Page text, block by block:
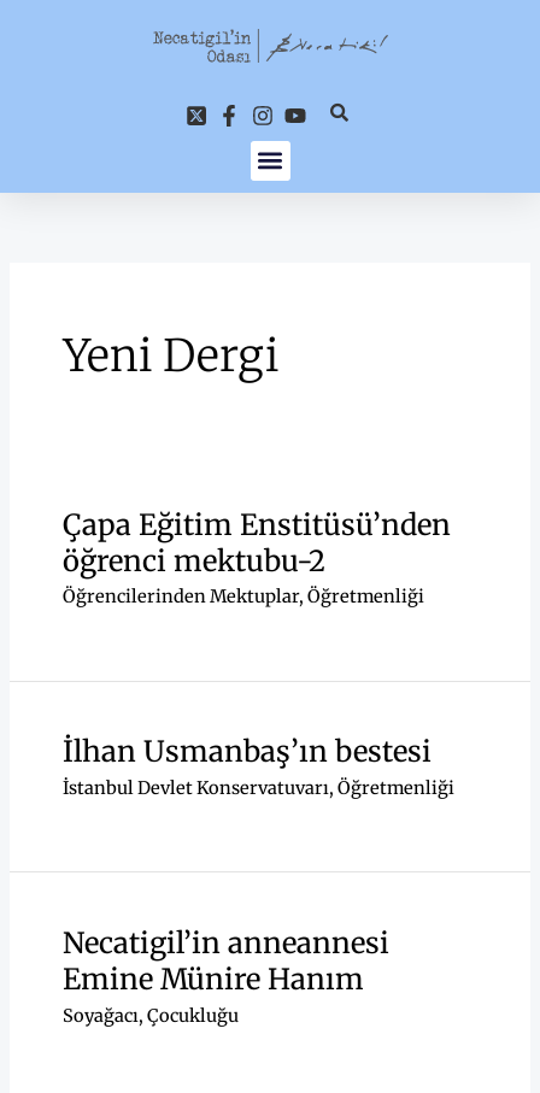
Yeni Dergi
Çapa Eğitim Enstitüsü’nden
öğrenci mektubu-2
Öğrencilerinden Mektuplar, Öğretmenliği
İlhan Usmanbaş’ın bestesi
İstanbul Devlet Konservatuvarı, Öğretmenliği
Necatigil’in anneannesi
Emine Münire Hanım
Soyağacı, Çocukluğu